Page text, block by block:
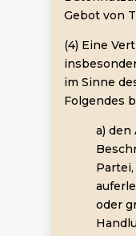
Gebot von
(4) Eine
im Sinne
Folgendes
a) den
oder